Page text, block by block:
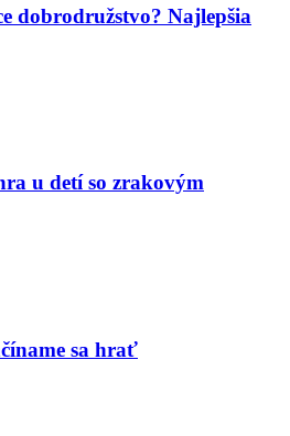
dobrodružstvo? Najlepšia
u detí so zrakovým
sa hrať